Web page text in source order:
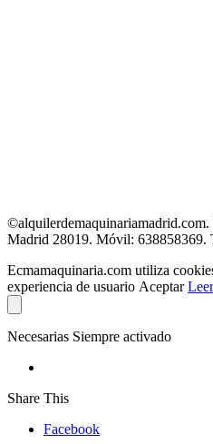
©alquilerdemaquinariamadrid.com.
Madrid 28019. Móvil: 638858369.
Ecmamaquinaria.com utiliza
experiencia de usuario Aceptar
Necesarias Siempre activado
Share This
Facebook